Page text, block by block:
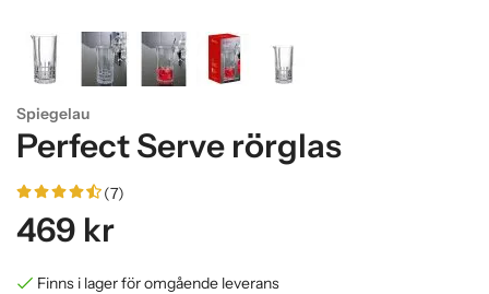
Spiegelau
Perfect Serve rörglas
(7)
469 kr
Finns i lager för omgående leverans